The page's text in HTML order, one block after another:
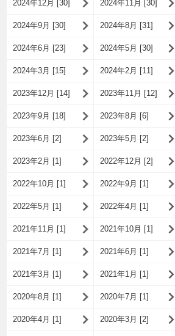
2024年12月 [30] 2024年11月 [30]
2024年9月 [30] 2024年8月 [31]
2024年6月 [23] 2024年5月 [30]
2024年3月 [15] 2024年2月 [11]
2023年12月 [14] 2023年11月 [12]
2023年9月 [18] 2023年8月 [6]
2023年6月 [2] 2023年5月 [2]
2023年2月 [1] 2022年12月 [2]
2022年10月 [1] 2022年9月 [1]
2022年5月 [1] 2022年4月 [1]
2021年11月 [1] 2021年10月 [1]
2021年7月 [1] 2021年6月 [1]
2021年3月 [1] 2021年1月 [1]
2020年8月 [1] 2020年7月 [1]
2020年4月 [1] 2020年3月 [2]